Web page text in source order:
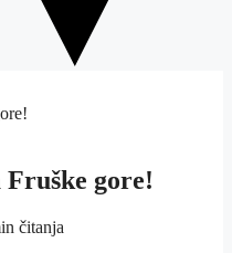
Fruške gore!
čitanja